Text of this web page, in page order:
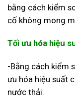
bằng cách kiểm
cố không mong
Tối ưu hóa hiệu
-Bằng cách kiểm
ưu hóa hiệu suất
nước thải.